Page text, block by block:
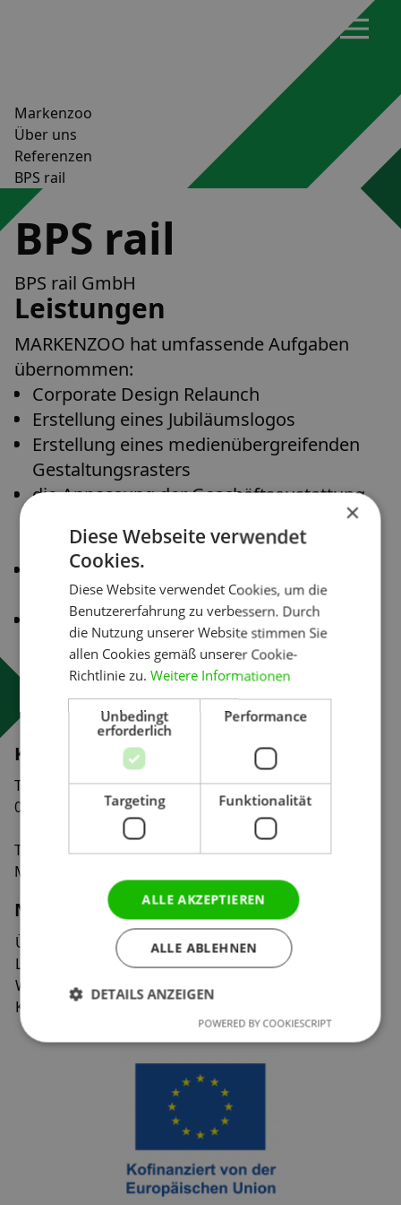
Markenzoo
Über uns
Referenzen
BPS rail
BPS rail
BPS rail GmbH
Leistungen
MARKENZOO hat umfassende Aufgaben
übernommen:
Corporate Design Relaunch
Erstellung eines Jubiläumslogos
Erstellung eines medienübergreifenden
Gestaltungsrasters
die Anpassung der Geschäftsaustattung
(Visitenkarten, Briefbögen, Formulare,
Schreibblock)
die Erstellung von Imagebroschüre, Flyer
und Referenzbögen
die Erstellung einer
Unternehmenspräsentation
Kontakt
Tiergartenstraße 32
01219 Dresden
Tel:
0351 47 93 41 92
Mail:
Navigation
Über uns
Leistungen
Weblog
Kontakt
Veranstaltungen
Vermietung
Jobs&Praktika
×
Diese Webseite verwendet
Cookies.
Diese Website verwendet Cookies, um die
Benutzererfahrung zu verbessern. Durch
die Nutzung unserer Website stimmen Sie
allen Cookies gemäß unserer Cookie-
Richtlinie zu.Weitere Informationen
Unbedingt
erforderlich
Performance
Targeting Funktionalität
ALLE AKZEPTIEREN
ALLE ABLEHNEN
DETAILS ANZEIGEN
POWERED BY COOKIESCRIPT